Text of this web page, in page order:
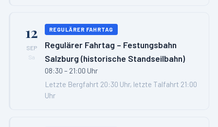
12
SEP
Sa
REGULÄRER FAHRTAG
Regulärer Fahrtag – Festungsbahn
Salzburg (historische Standseilbahn)
08:30 – 21:00 Uhr
Letzte Bergfahrt 20:30 Uhr, letzte Talfahrt 21:00
Uhr